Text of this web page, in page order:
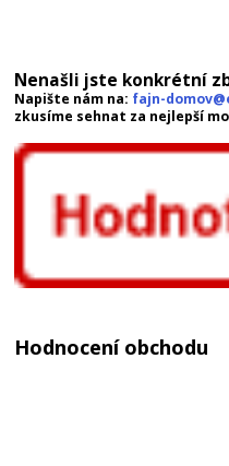
Nenašli jste konkrétní
Napište nám na: fajn-
zkusíme sehnat za nejlepší
Hodnocení obchodu